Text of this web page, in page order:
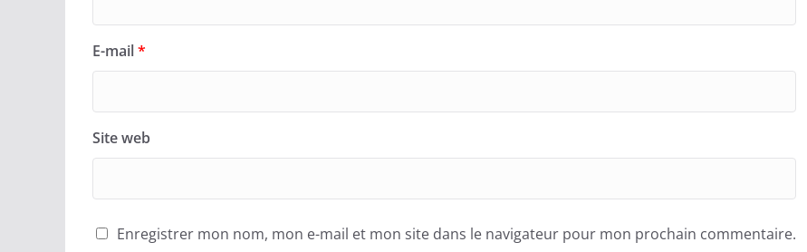
E-mail*
Site web
Enregistrer mon nom, mon e-mail et mon site dans le navigateur pour mon prochain commentaire.